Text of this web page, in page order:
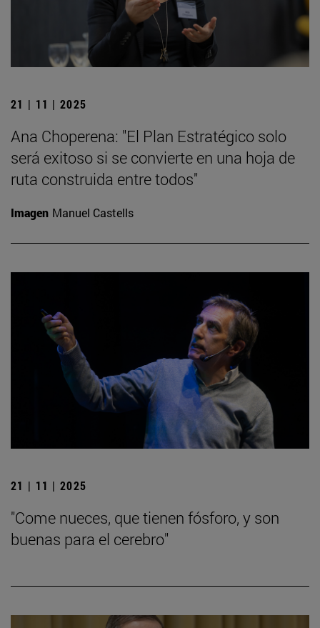
21 | 11 | 2025
Ana Choperena: "El Plan Estratégico solo
será exitoso si se convierte en una hoja de
ruta construida entre todos"
Imagen Manuel Castells
21 | 11 | 2025
"Come nueces, que tienen fósforo, y son
buenas para el cerebro"